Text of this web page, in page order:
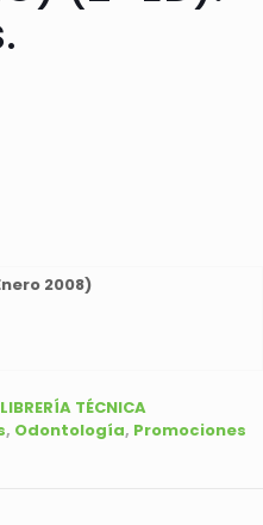
2008)
LIBRERÍA TÉCNICA
, Odontología, Promociones